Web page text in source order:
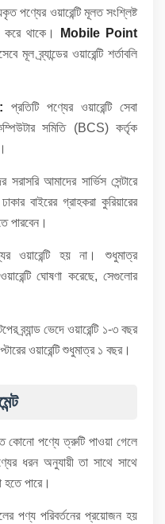
পণ্যের ওয়ারেন্টি মূলত সংশ্লিষ্ট
করে থাকে।
Mobile Point
মূল ব্র্যান্ডের ওয়ারেন্টি শর্তাবলি
প্রতিটি পণ্যের ওয়ারেন্টি সেবা
সমিতি (BCS) কর্তৃক
সরাসরি আমাদের সার্ভিস সেন্টারে
বাইরের গ্রাহকরা কুরিয়ারের
পারবেন।
ওয়ারেন্টি হয় না। শুধুমাত্র
ঘোষণা করেছে, সেগুলোর
ব্র্যান্ড ভেদে ওয়ারেন্টি ১-৩ বছর
ওয়ারেন্টি শুধুমাত্র ১ বছর।
কোনো পণ্যে ত্রুটি পাওয়া গেলে
ধরন অনুযায়ী তা সাথে সাথে
পারে।
পণ্য পরিবর্তনের প্রয়োজন হয়